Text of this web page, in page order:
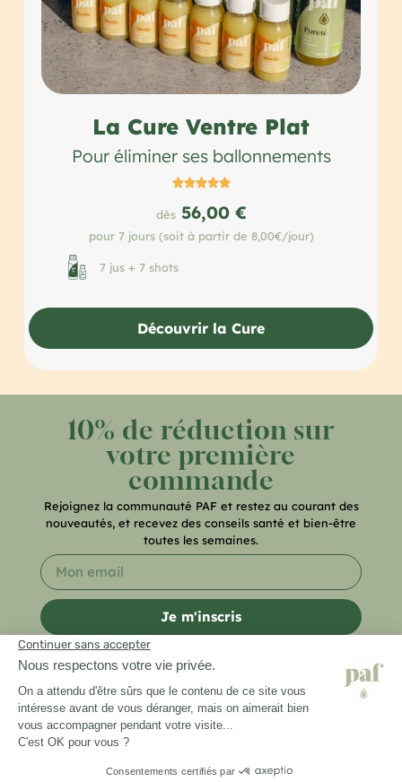
La Cure Ventre Plat
Pour éliminer ses ballonnements

dès56,00 €
pour 7 jours (soit à partir de 8,00€/jour)
7 jus + 7 shots
Découvrir la Cure
10% de réduction sur
votre première
commande
Rejoignez la communauté PAF et restez au courant des
nouveautés, et recevez des conseils santé et bien-être
toutes les semaines.
Je m'inscris